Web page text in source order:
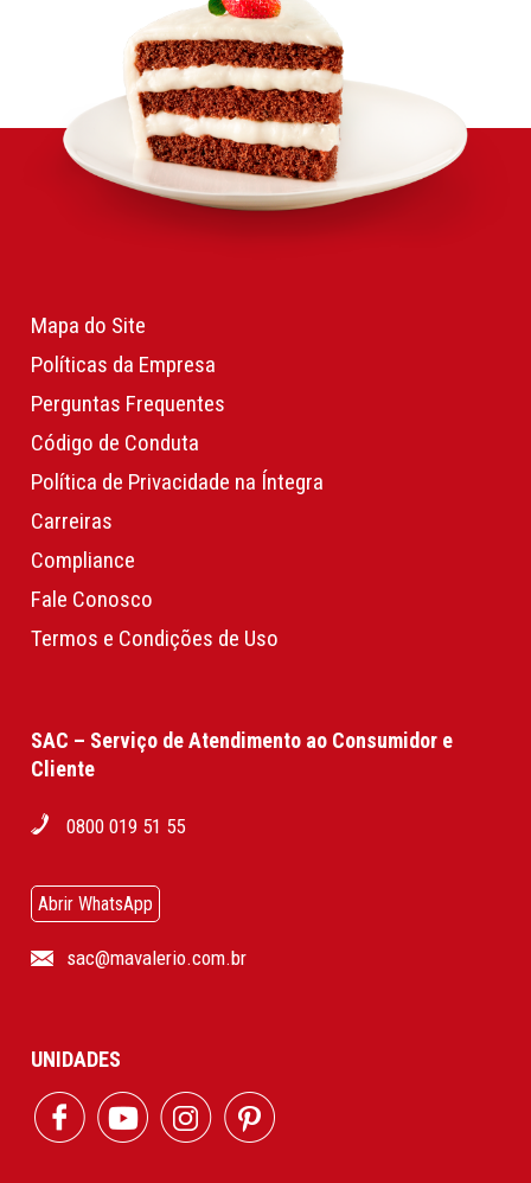
Mapa do Site
Políticas da Empresa
Perguntas Frequentes
Código de Conduta
Política de Privacidade na Íntegra
Carreiras
Compliance
Fale Conosco
Termos e Condições de Uso
SAC – Serviço de Atendimento ao Consumidor e
Cliente
0800 019 51 55
Abrir WhatsApp
sac@mavalerio.com.br
UNIDADES